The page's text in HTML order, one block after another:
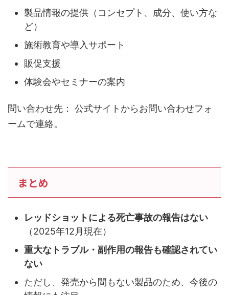
製品情報の提供（コンセプト、成分、使い方な
ど）
施術教育や導入サポート
販促支援
体験会やセミナーの案内
問い合わせ先： 公式サイトからお問い合わせフォ
ームで連絡。
まとめ
レッドショットによる死亡事故の報告はない
（2025年12月現在）
重大なトラブル・副作用の報告も確認されてい
ない
ただし、発売から間もない製品のため、今後の